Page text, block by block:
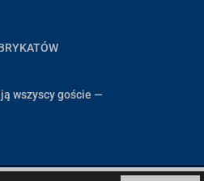
wszyscy goście —